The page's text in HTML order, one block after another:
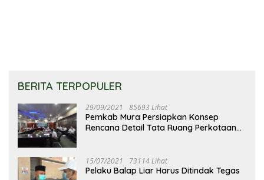
BERITA TERPOPULER
29/09/2021 85693 Lihat
Pemkab Mura Persiapkan Konsep
Rencana Detail Tata Ruang Perkotaan
15/07/2021 73114 Lihat
Pelaku Balap Liar Harus Ditindak Tegas